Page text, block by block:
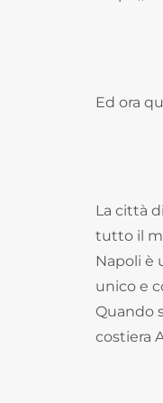
Ed ora
La città
tutto il
Napoli è
unico e
Quando
costiera